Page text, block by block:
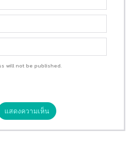
will not be published.